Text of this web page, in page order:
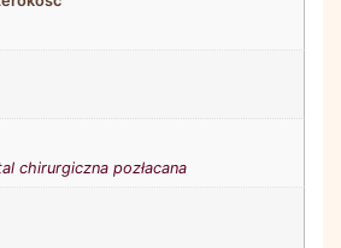
chirurgiczna pozłacana